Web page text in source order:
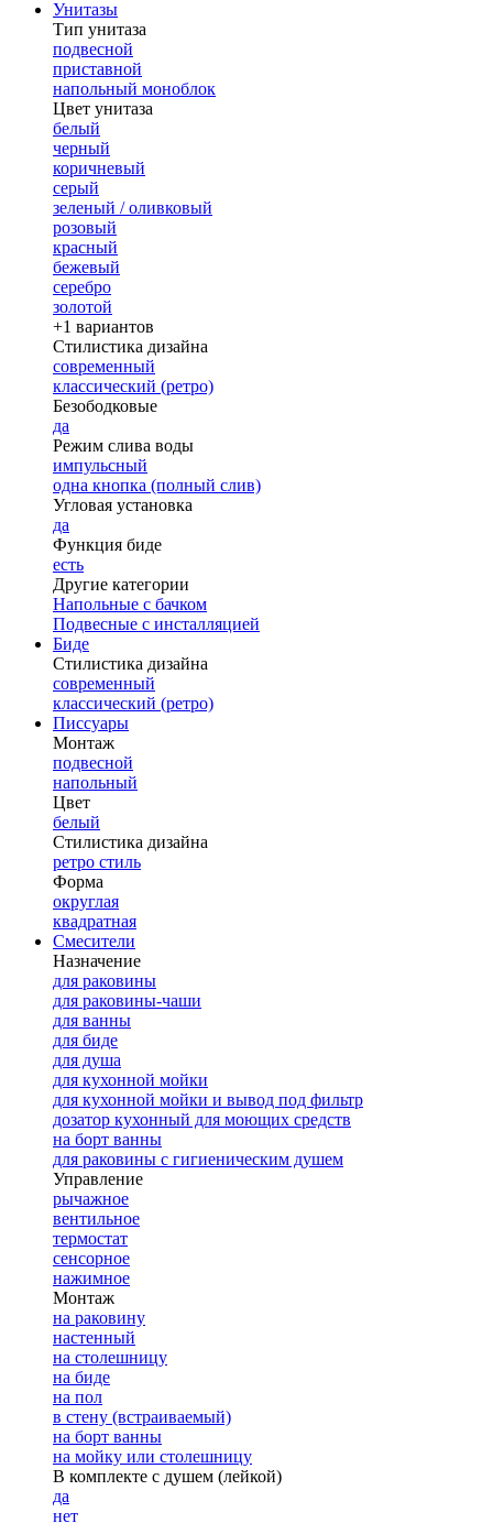
Унитазы
Тип унитаза
подвесной
приставной
напольный моноблок
Цвет унитаза
белый
черный
коричневый
серый
зеленый / оливковый
розовый
красный
бежевый
серебро
золотой
+1 вариантов
Стилистика дизайна
современный
классический (ретро)
Безободковые
да
Режим слива воды
импульсный
одна кнопка (полный слив)
Угловая установка
да
Функция биде
есть
Другие категории
Напольные с бачком
Подвесные с инсталляцией
Биде
Стилистика дизайна
современный
классический (ретро)
Писсуары
Монтаж
подвесной
напольный
Цвет
белый
Стилистика дизайна
ретро стиль
Форма
округлая
квадратная
Смесители
Назначение
для раковины
для раковины-чаши
для ванны
для биде
для душа
для кухонной мойки
для кухонной мойки и вывод под фильтр
дозатор кухонный для моющих средств
на борт ванны
для раковины с гигиеническим душем
Управление
рычажное
вентильное
термостат
сенсорное
нажимное
Монтаж
на раковину
настенный
на столешницу
на биде
на пол
в стену (встраиваемый)
на борт ванны
на мойку или столешницу
В комплекте с душем (лейкой)
да
нет